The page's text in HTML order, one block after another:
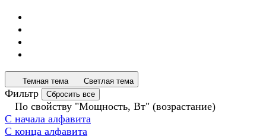
Темная тема Светлая тема
Фильтр Сбросить все
По свойству "Мощность, Вт" (возрастание)
С начала алфавита
С конца алфавита